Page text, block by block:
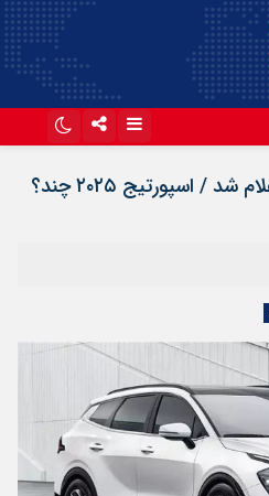
قیمت بازار خودروهای کیا اعلام شد / اسپورتیج ۲۰۲۵ چند؟